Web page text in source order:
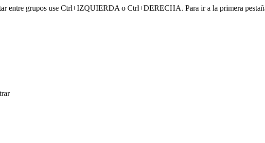
entre grupos use Ctrl+IZQUIERDA o Ctrl+DERECHA. Para ir a la primera